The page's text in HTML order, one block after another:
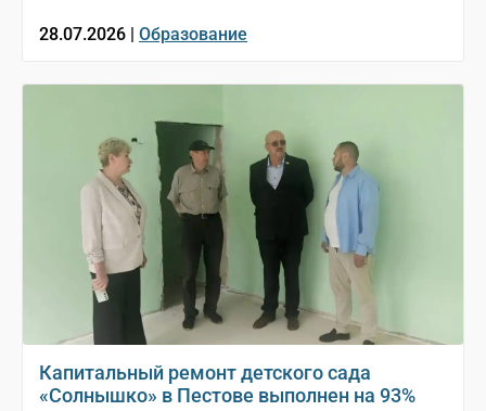
28.07.2026 | Образование
Капитальный ремонт детского сада
«Солнышко» в Пестове выполнен на 93%